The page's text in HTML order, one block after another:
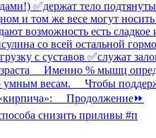
снизить приливы #п